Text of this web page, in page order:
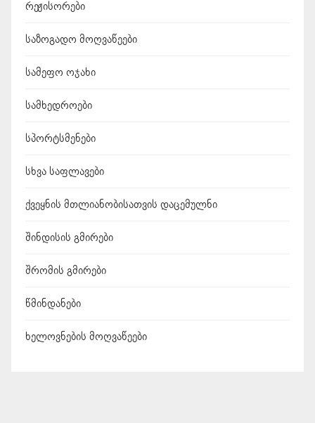
რეჟისორები
საზოგადო მოღვაწეები
სამეფო ოჯახი
სამხედროები
სპორტსმენები
სხვა საფლავები
ქვეყნის მთლიანობისათვის დაცემულნი
შინდისის გმირები
შრომის გმირები
წმინდანები
ხელოვნების მოღვაწეები